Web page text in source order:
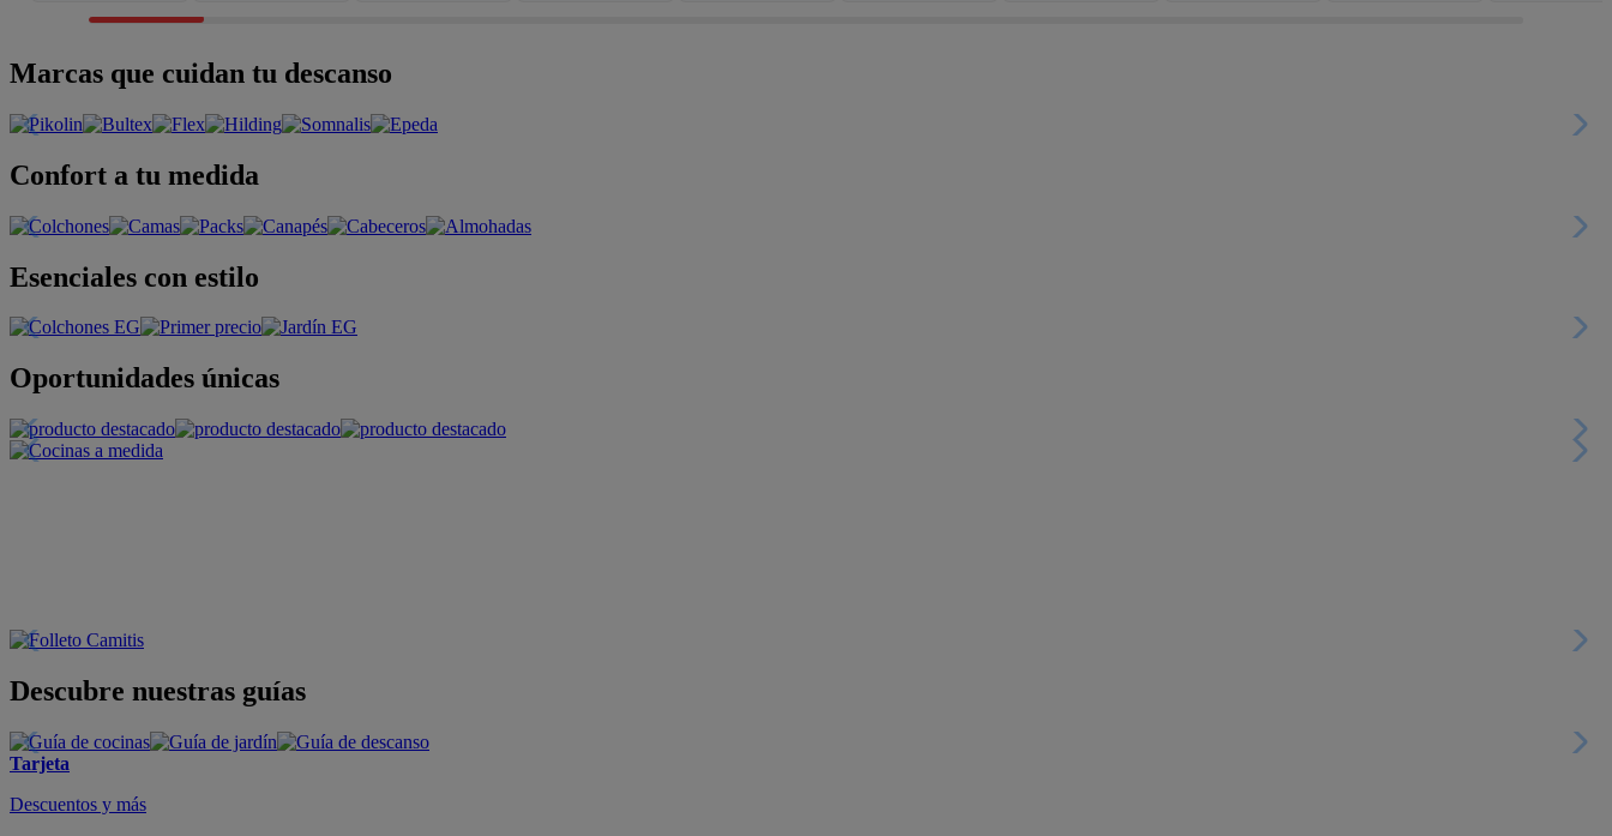
Marcas que cuidan tu descanso
Confort a tu medida
Esenciales con estilo
Oportunidades únicas
Descubre nuestras guías
Tarjeta
Descuentos y más